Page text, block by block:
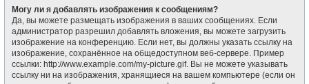
Могу ли я добавлять изображения к сообщениям?
Да, вы можете размещать изображения в ваших сообщениях. Если
администратор разрешил добавлять вложения, вы можете загрузить
изображение на конференцию. Если нет, вы должны указать ссылку на
изображение, сохранённое на общедоступном веб-сервере. Пример
ссылки: http://www.example.com/my-picture.gif. Вы не можете указывать
ссылку ни на изображения, хранящиеся на вашем компьютере (если он